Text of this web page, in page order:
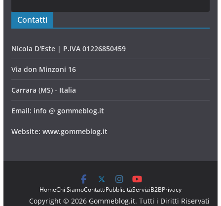
Contatti
Nicola D'Este | P.IVA 01226850459
Via don Minzoni 16
Carrara (MS) - Italia
Email: info @ gommeblog.it
Website: www.gommeblog.it
HomeChi SiamoContattiPubblicitàServiziB2BPrivacy
Copyright © 2026 Gommeblog.it. Tutti i Diritti Riservati